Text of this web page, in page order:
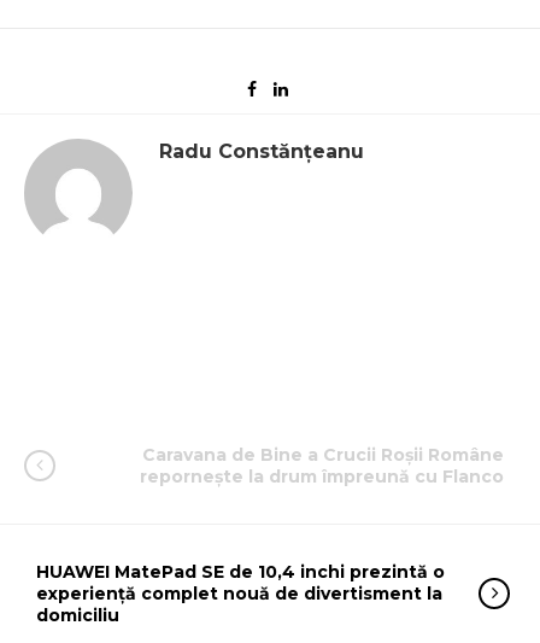
Radu Constănțeanu
Caravana de Bine a Crucii Roșii Române
repornește la drum împreună cu Flanco
HUAWEI MatePad SE de 10,4 inchi prezintă o
experiență complet nouă de divertisment la
domiciliu